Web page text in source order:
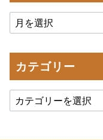
カテゴリー